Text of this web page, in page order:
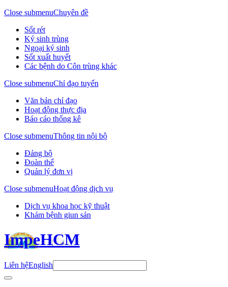
Close submenuChuyên đề
Sốt rét
Ký sinh trùng
Ngoại ký sinh
Sốt xuất huyết
Các bệnh do Côn trùng khác
Close submenuChỉ đạo tuyến
Văn bản chỉ đạo
Hoạt động thực địa
Báo cáo thống kê
Close submenuThông tin nội bộ
Đảng bộ
Đoàn thể
Quản lý đơn vị
Close submenuHoạt động dịch vụ
Dịch vụ khoa học kỹ thuật
Khám bệnh giun sán
ImpeHCM
Liên hệEnglish